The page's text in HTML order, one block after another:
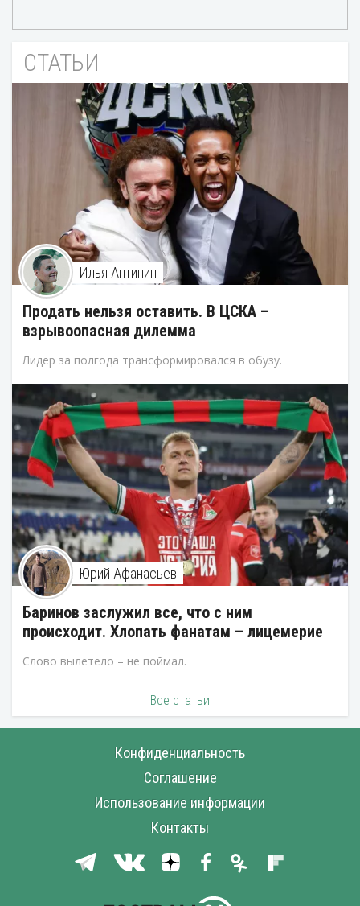
СТАТЬИ
Илья Антипин
Продать нельзя оставить. В ЦСКА –
взрывоопасная дилемма
Лидер за полгода трансформировался в обузу.
Юрий Афанасьев
Баринов заслужил все, что с ним
происходит. Хлопать фанатам – лицемерие
Слово вылетело – не поймал.
Все статьи
Конфиденциальность
Соглашение
Использование информации
Контакты